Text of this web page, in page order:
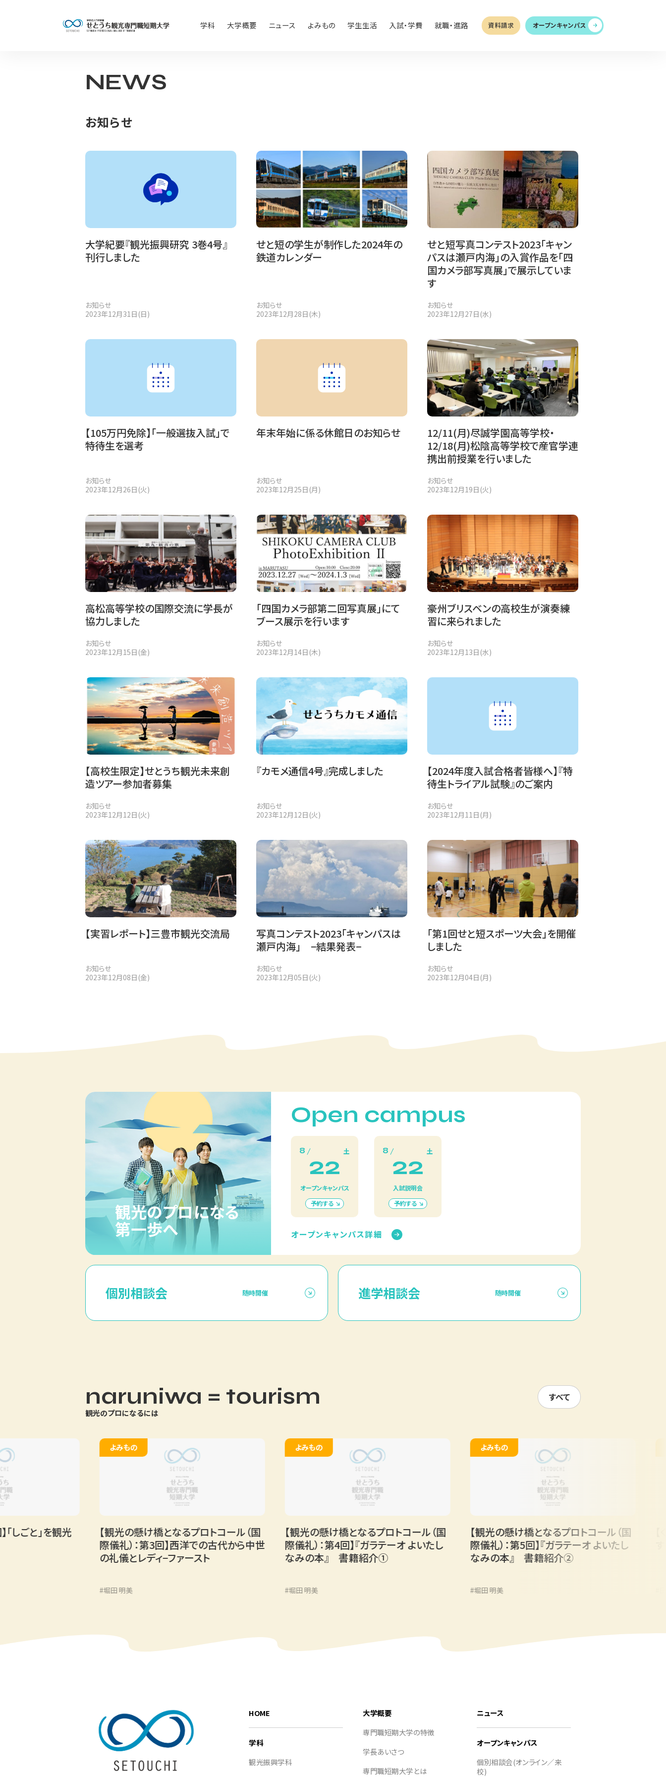
学科 大学概要 ニュース よみもの 学生生活 入試・学費 就職・進路 資料請求 オープンキャンパス
NEWS
お知らせ
大学紀要『観光振興研究 3巻4号』
刊行しました
お知らせ
2023年12月31日(日)
せと短の学生が制作した2024年の
鉄道カレンダー
お知らせ
2023年12月28日(木)
せと短写真コンテスト2023「キャン
パスは瀬戸内海」の入賞作品を「四
国カメラ部写真展」で展示していま
す
お知らせ
2023年12月27日(水)
【105万円免除】「一般選抜入試」で
特待生を選考
お知らせ
2023年12月26日(火)
年末年始に係る休館日のお知らせ
お知らせ
2023年12月25日(月)
12/11(月)尽誠学園高等学校・
12/18(月)松陰高等学校で産官学連
携出前授業を行いました
お知らせ
2023年12月19日(火)
高松高等学校の国際交流に学長が
協力しました
お知らせ
2023年12月15日(金)
「四国カメラ部第二回写真展」にて
ブース展示を行います
お知らせ
2023年12月14日(木)
豪州ブリスベンの高校生が演奏練
習に来られました
お知らせ
2023年12月13日(水)
【高校生限定】せとうち観光未来創
造ツアー参加者募集
お知らせ
2023年12月12日(火)
『カモメ通信4号』完成しました
お知らせ
2023年12月12日(火)
【2024年度入試合格者皆様へ】『特
待生トライアル試験』のご案内
お知らせ
2023年12月11日(月)
【実習レポート】三豊市観光交流局
お知らせ
2023年12月08日(金)
写真コンテスト2023「キャンパスは
瀬戸内海」 −結果発表−
お知らせ
2023年12月05日(火)
「第1回せと短スポーツ大会」を開催
しました
お知らせ
2023年12月04日(月)
観光のプロになる
第一歩へ
Open campus
8 土
22
オープンキャンパス
予約する
8 土
22
入試説明会
予約する
オープンキャンパス詳細
個別相談会 随時開催 進学相談会 随時開催
naruniwa = tourism
観光のプロになるには
すべて
と」を観光
よみもの
【観光の懸け橋となるプロトコール（国
際儀礼）：第3回】西洋での古代から中世
の礼儀とレディ−ファースト
#堀田 明美
よみもの
【観光の懸け橋となるプロトコール（国
際儀礼）：第4回】『ガラテーオ よいたし
なみの本』 書籍紹介①
#堀田 明美
よみもの
【観光の懸け橋となるプロトコール（国
際儀礼）：第5回】『ガラテーオ よいたし
なみの本』 書籍紹介②
#堀田 明美
HOME
学科
観光振興学科
大学概要
専門職短期大学の特徴
学長あいさつ
専門職短期大学とは
ニュース
オープンキャンパス
個別相談会(オンライン／来
校)